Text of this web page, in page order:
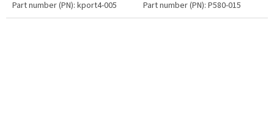
Part number (PN): kport4-005 Part number (PN): P580-015